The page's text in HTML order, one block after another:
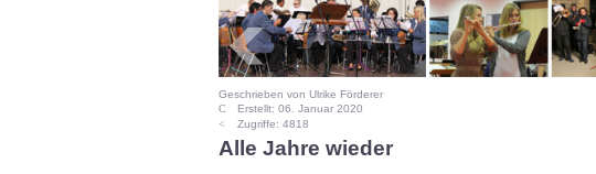
Geschrieben von Ulrike Förderer
Erstellt: 06. Januar 2020
Zugriffe: 4818
Alle Jahre wieder